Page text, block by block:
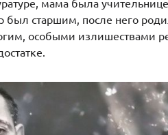
мама была
старшим, после него
особыми излишествами